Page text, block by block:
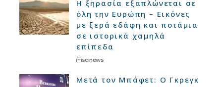
Η ξηρασία εξαπλώνεται σε
όλη την Ευρώπη – Εικόνες
με ξερά εδάφη και ποτάμια
σε ιστορικά χαμηλά
επίπεδα
scinews
Μετά τον Μπάφετ: Ο Γκρεγκ